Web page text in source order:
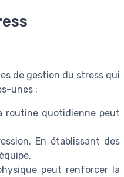
de gestion du stress qui
unes :
routine quotidienne peut
En établissant des
peut renforcer la